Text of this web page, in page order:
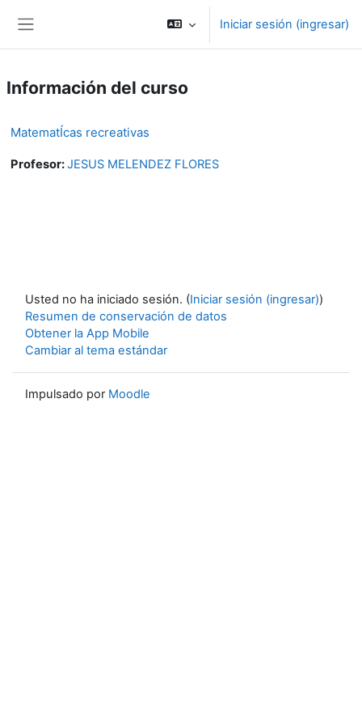
Iniciar sesión (ingresar)
Información del curso
MatematÍcas recreativas
Profesor:JESUS MELENDEZ FLORES
Usted no ha iniciado sesión. (Iniciar sesión (ingresar))
Resumen de conservación de datos
Obtener la App Mobile
Cambiar al tema estándar
Impulsado por Moodle